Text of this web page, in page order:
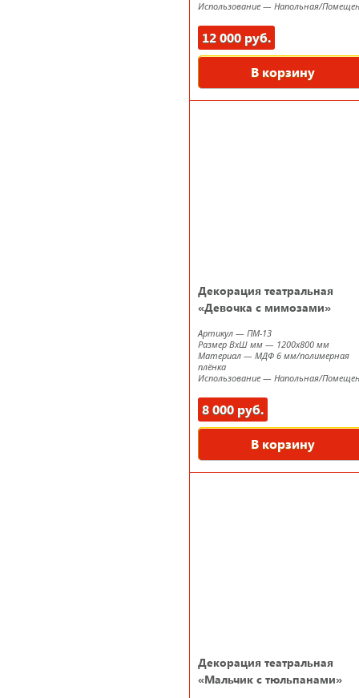
Использование — Напольная/
12 000 руб.
В корзину
Декорация театральная
«Девочка с мимозами»
Артикул — ПМ-13
Размер ВxШ мм — 1200х800 мм
Материал — МДФ 6 мм/полимерная
плёнка
Использование — Напольная/
8 000 руб.
В корзину
Декорация театральная
«Мальчик с тюльпанами»